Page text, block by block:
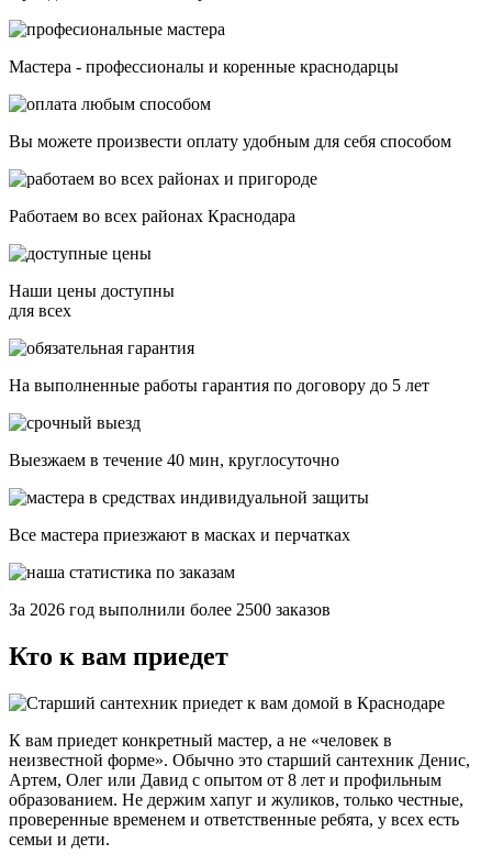
Мастера - профессионалы и коренные краснодарцы
Вы можете произвести оплату удобным для себя способом
Работаем во всех районах Краснодара
Наши цены доступны
для всех
На выполненные работы гарантия по договору до 5 лет
Выезжаем в течение 40 мин, круглосуточно
Все мастера приезжают в масках и перчатках
За 2026 год выполнили более 2500 заказов
Кто к вам приедет
К вам приедет конкретный мастер, а не «человек в
неизвестной форме». Обычно это старший сантехник Денис,
Артем, Олег или Давид с опытом от 8 лет и профильным
образованием. Не держим хапуг и жуликов, только честные,
проверенные временем и ответственные ребята, у всех есть
семьи и дети.